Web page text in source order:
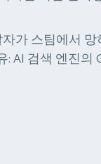
가 스팀에서 망
: AI 검색 엔진의